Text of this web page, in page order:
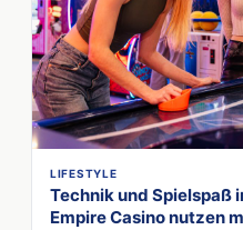
LIFESTYLE
Technik und Spielspaß
Empire Casino nutzen